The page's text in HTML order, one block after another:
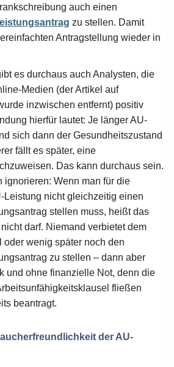
auch einen
zu stellen. Damit
Antragstellung wieder in
es durchaus auch Analysten, die
Medien (der Artikel auf
inzwischen entfernt) positiv
hierfür lautet: Je länger AU-
sich dann der Gesundheitszustand
fällt es später, eine
Das kann durchaus sein.
ignorieren: Wenn man für die
Leistung nicht gleichzeitig einen
stellen muss, heißt das
darf. Niemand verbietet dem
oder wenig später noch den
zu stellen – dann aber
und ohne finanzielle Not, denn die
fließen
beantragt.
der AU-